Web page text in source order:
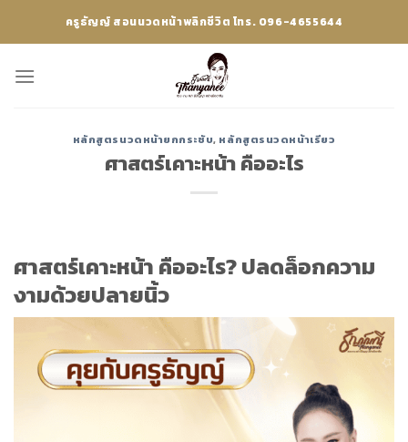
ครูธัญญ์ สอนนวดหน้าพลิกชีวิต โทร. 096-4655644
หลักสูตรนวดหน้ายกกระชับ, หลักสูตรนวดหน้าเรียว
ศาสตร์เคาะหน้า คืออะไร
ศาสตร์เคาะหน้า คืออะไร? ปลดล็อกความ
งามด้วยปลายนิ้ว